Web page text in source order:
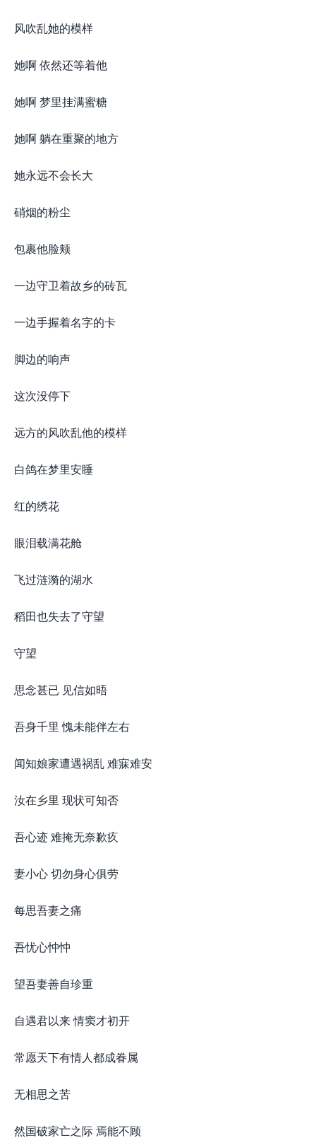
风吹乱她的模样
她啊 依然还等着他
她啊 梦里挂满蜜糖
她啊 躺在重聚的地方
她永远不会长大
硝烟的粉尘
包裹他脸颊
一边守卫着故乡的砖瓦
一边手握着名字的卡
脚边的响声
这次没停下
远方的风吹乱他的模样
白鸽在梦里安睡
红的绣花
眼泪载满花舱
飞过涟漪的湖水
稻田也失去了守望
守望
思念甚已 见信如晤
吾身千里 愧未能伴左右
闻知娘家遭遇祸乱 难寐难安
汝在乡里 现状可知否
吾心迹 难掩无奈歉疚
妻小心 切勿身心俱劳
每思吾妻之痛
吾忧心忡忡
望吾妻善自珍重
自遇君以来 情窦才初开
常愿天下有情人都成眷属
无相思之苦
然国破家亡之际 焉能不顾